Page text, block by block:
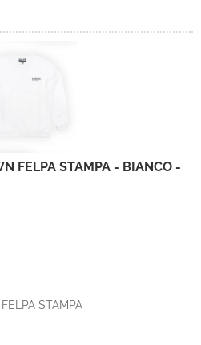
FELPA STAMPA - BIANCO -
STAMPA